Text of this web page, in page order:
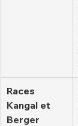
Races
Kangal et
Berger